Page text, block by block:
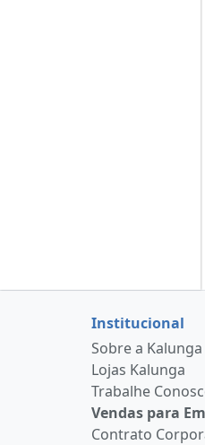
Institucional
Sobre a Kalunga
Lojas Kalunga
Trabalhe
Vendas para
Contrato